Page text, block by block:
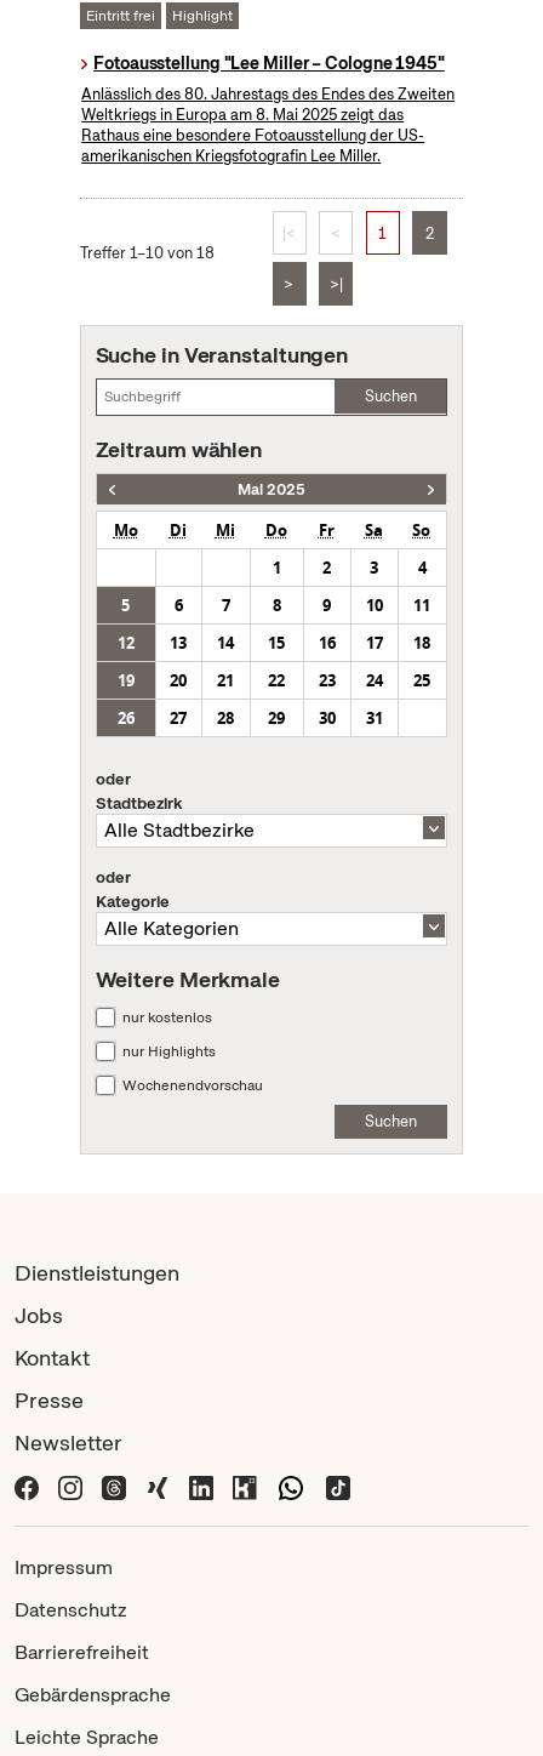
Eintritt frei
Highlight
Fotoausstellung "Lee Miller – Cologne 1945"
Anlässlich des 80. Jahrestags des Endes des Zweiten
Weltkriegs in Europa am 8. Mai 2025 zeigt das
Rathaus eine besondere Fotoausstellung der US-
amerikanischen Kriegsfotografin Lee Miller.
Treffer 1–10 von 18
|< < 1 2
> >|
Suche in Veranstaltungen
Suchen
Zeitraum wählen
Mai 2025
Mo Di Mi Do Fr Sa
So
1
2 3
4
5
6 7 8 9 10
11
12
13 14 15 16 17
18
19
20 21 22 23 24
25
26
27 28 29 30 31
oder
Stadtbezirk
oder
Kategorie
Weitere Merkmale
nur kostenlos
nur Highlights
Wochenendvorschau
Suchen
Dienstleistungen
Jobs
Kontakt
Presse
Newsletter
Impressum
Datenschutz
Barrierefreiheit
Gebärdensprache
Leichte Sprache